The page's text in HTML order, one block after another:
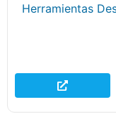
Herramientas